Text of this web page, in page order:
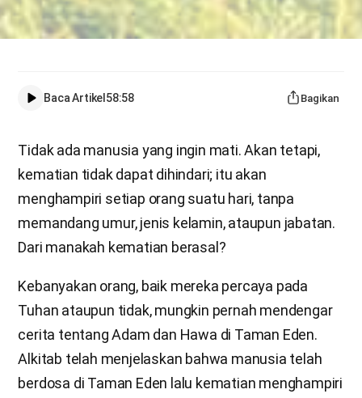
Baca Artikel58:58 Bagikan
Tidak ada manusia yang ingin mati. Akan tetapi,
kematian tidak dapat dihindari; itu akan
menghampiri setiap orang suatu hari, tanpa
memandang umur, jenis kelamin, ataupun jabatan.
Dari manakah kematian berasal?
Kebanyakan orang, baik mereka percaya pada
Tuhan ataupun tidak, mungkin pernah mendengar
cerita tentang Adam dan Hawa di Taman Eden.
Alkitab telah menjelaskan bahwa manusia telah
berdosa di Taman Eden lalu kematian menghampiri